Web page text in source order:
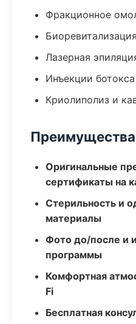
Фракционное
Лазерная
Инъекции
Криолиполиз и
Оригинальные
сертификаты на
Стерильность и
материалы
Фото до/после и
программы
Комфортная
Fi
Бесплатная